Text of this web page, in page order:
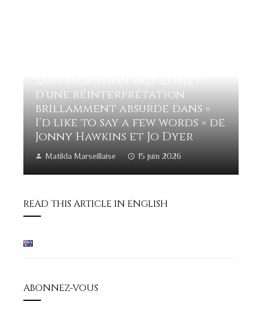
d’une réinterprétation
brillamment absurde dans «
I’d like to say a few words » de
Jonny Hawkins et Jo Dyer
Matilda Marseillaise 15 juin 2026
READ THIS ARTICLE IN ENGLISH
ABONNEZ-VOUS